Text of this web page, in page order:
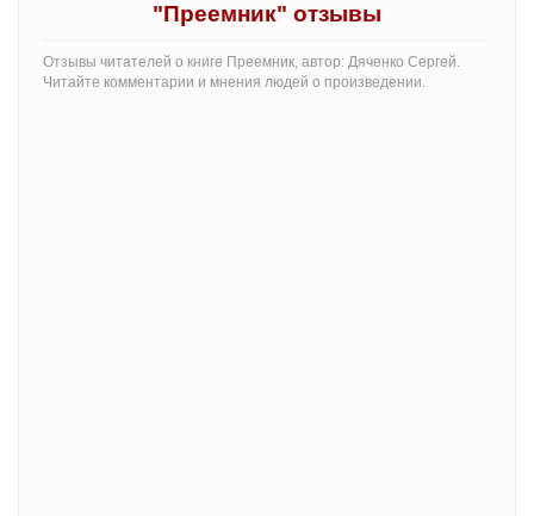
"Преемник" отзывы
Отзывы читателей о книге Преемник, автор: Дяченко Сергей.
Читайте комментарии и мнения людей о произведении.